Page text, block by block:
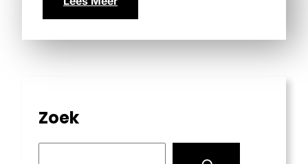
Zoek